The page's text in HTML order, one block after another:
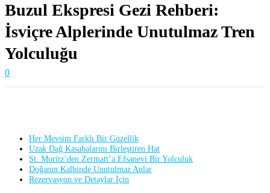
Buzul Ekspresi Gezi Rehberi:
İsviçre Alplerinde Unutulmaz Tren
Yolculuğu
0
Her Mevsim Farklı Bir Güzellik
Uzak Dağ Kasabalarını Birleştiren Hat
St. Moritz’den Zermatt’a Efsanevi Bir Yolculuk
Doğanın Kalbinde Unutulmaz Anlar
Rezervasyon ve Detaylar İçin